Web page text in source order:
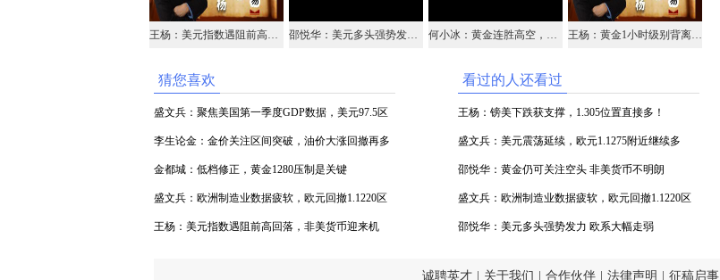
王杨：美元指数遇阻前高回落，非美货币迎来机会！ 邵悦华：美元多头强势发力 欧系大幅走弱 何小冰：黄金连胜高空，黑色周四历史重演？ 王杨：黄金1小时级别背离，今日看反弹！
猜您喜欢
盛文兵：聚焦美国第一季度GDP数据，美元97.5区
域博弈空头
李生论金：金价关注区间突破，油价大涨回撤再多
（视频）
金都城：低档修正，黄金1280压制是关键
盛文兵：欧洲制造业数据疲软，欧元回撤1.1220区
域中线多
王杨：美元指数遇阻前高回落，非美货币迎来机
看过的人还看过
王杨：镑美下跌获支撑，1.305位置直接多！
盛文兵：美元震荡延续，欧元1.1275附近继续多
邵悦华：黄金仍可关注空头 非美货币不明朗
盛文兵：欧洲制造业数据疲软，欧元回撤1.1220区
域中线多
邵悦华：美元多头强势发力 欧系大幅走弱
诚聘英才 关于我们 合作伙伴 法律声明 征稿启事